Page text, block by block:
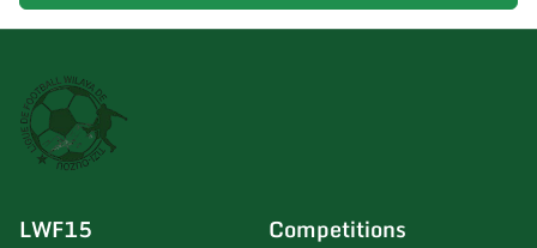
LWF15 Competitions